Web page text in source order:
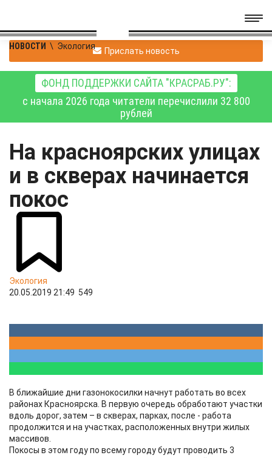
НОВОСТИ \ Экология Прислать новость
ФОНД ПОДДЕРЖКИ САЙТА "КРАСРАБ.РУ":
с начала 2026 года читатели перечислили 32 800
рублей
На красноярских улицах
и в скверах начинается
покос
Экология
20.05.2019 21:49 549
​В ближайшие дни газонокосилки начнут работать во всех
районах Красноярска. В первую очередь обработают участки
вдоль дорог, затем – в скверах, парках, после - работа
продолжится и на участках, расположенных внутри жилых
массивов.
Покосы в этом году по всему городу будут проводить 3